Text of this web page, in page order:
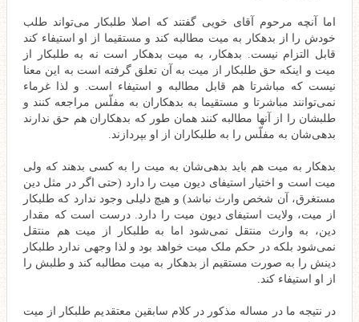
اما آنچه مرحوم آقای خویی گفتند که اصلا طلبکار می‌تواند طلب
خودش را از بدهکار به میت مطالبه کند و مستقیما از او استیفاء کند
قابل التزام نیست. بدهکار، به میت بدهکار است نه به طلبکار از
میت و اینکه حق طلبکار از میت به آن تعلق گرفته است به این معنا
نیست که مباشرتا هم قابل مطالبه و استیفاء است. و لذا غرماء
نمی‌توانند مباشرتا و مستقیما به بدهکاران به مفلّس مراجعه کنند و
طلبشان را از آنها مطالبه کنند همان طور که بدهکاران هم حق ندارند
بدهی‌شان به مفلّس را به طلبکاران از او بپردازند.
بدهکار به میت هم باید بدهی‌شان به میت را به کسی بدهند که ولی
میت است و اختیار استیفای دیون میت را دارد (حتی اگر در مثل دین
مستغرق، آن شخص وارث نباشد) و هیچ دلیلی وجود ندارد که طلبکار
از میت، ولایت استیفای دیون میت را دارد. درست است که مقدار
دین، به وارث منتقل نمی‌شود اما به طلبکار از میت هم منتقل
نمی‌شود بلکه در حکم ملک میت خواهد بود و لذا وجهی ندارد طلبکار
دینش را به صورت مستقیم از بدهکار به میت مطالبه کند و طلبش را
از او استیفاء کند.
در نتیجه ما در مساله مذکور در کلام سابقین معتقدیم طلبکار از میت